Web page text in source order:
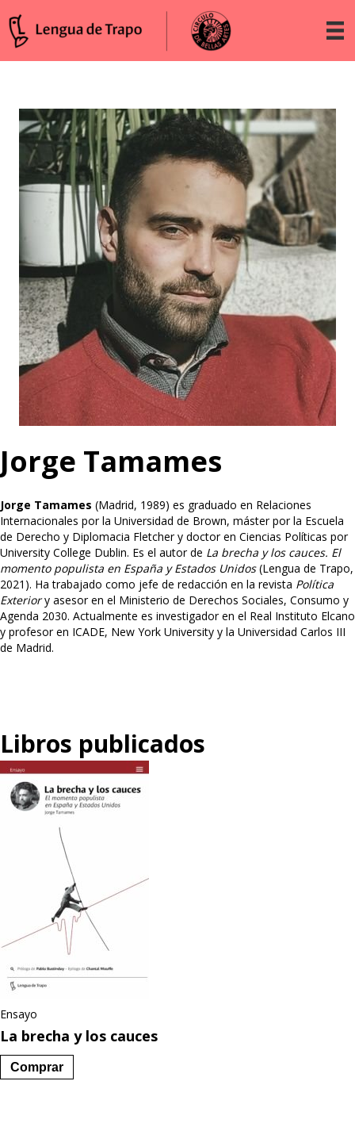
Jorge Tamames
Jorge Tamames (Madrid, 1989) es graduado en Relaciones
Internacionales por la Universidad de Brown, máster por la Escuela
de Derecho y Diplomacia Fletcher y doctor en Ciencias Políticas por
University College Dublin. Es el autor de La brecha y los cauces. El
momento populista en España y Estados Unidos(Lengua de Trapo,
2021). Ha trabajado como jefe de redacción en la revista Política
Exteriory asesor en el Ministerio de Derechos Sociales, Consumo y
Agenda 2030. Actualmente es investigador en el Real Instituto Elcano
y profesor en ICADE, New York University y la Universidad Carlos III
de Madrid.
Libros publicados
Ensayo
La brecha y los cauces
Comprar